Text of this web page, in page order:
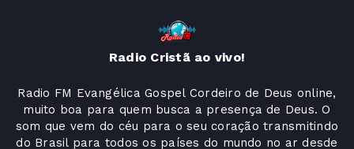
Radio Cristã ao vivo!
Radio FM Evangélica Gospel Cordeiro de Deus online,
muito boa para quem busca a presença de Deus. O
som que vem do céu para o seu coração transmitindo
do Brasil para todos os países do mundo no ar desde